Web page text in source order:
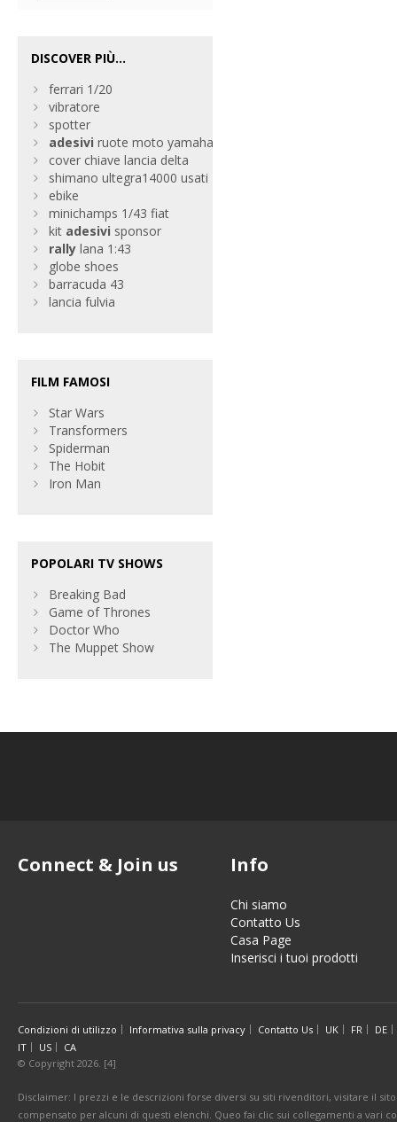
DISCOVER PIÙ...
ferrari 1/20
vibratore
spotter
adesivi ruote moto yamaha
cover chiave lancia delta
shimano ultegra14000 usati
ebike
minichamps 1/43 fiat
kit adesivi sponsor
rally lana 1:43
globe shoes
barracuda 43
lancia fulvia
FILM FAMOSI
Star Wars
Transformers
Spiderman
The Hobit
Iron Man
POPOLARI TV SHOWS
Breaking Bad
Game of Thrones
Doctor Who
The Muppet Show
Connect & Join us Info
Chi siamo
Contatto Us
Casa Page
Inserisci i tuoi prodotti
Condizioni di utilizzo Informativa sulla privacy Contatto Us UK FR
DE
IT
US
CA
© Copyright 2026. [4]
Disclaimer: I prezzi e le descrizioni forse diversi su siti rivenditori, visitare il
compensato per alcuni di questi elenchi. Queo fai clic sui collegamenti a vari